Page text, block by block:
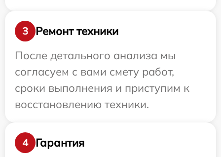
3
Ремонт техники
После детального анализа мы
согласуем с вами смету работ,
сроки выполнения и приступим к
восстановлению техники.
4 Гарантия